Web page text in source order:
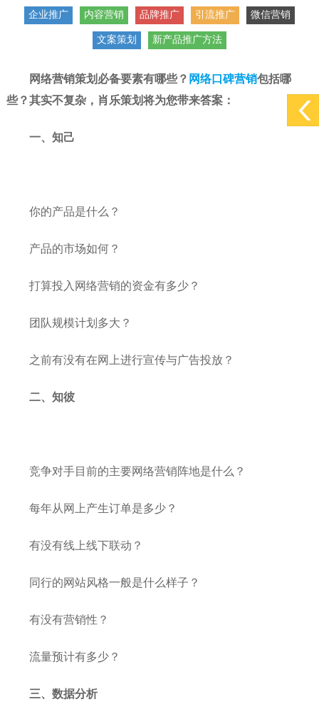
企业推广
内容营销 品牌推广 引流推广 微信营销
文案策划 新产品推广方法
网络营销策划必备要素有哪些？ 网络口碑营销包括哪
些？其实不复杂，肖乐策划将为您带来答案：
一、知己
你的产品是什么？
产品的市场如何？
打算投入网络营销的资金有多少？
团队规模计划多大？
之前有没有在网上进行宣传与广告投放？
二、知彼
竞争对手目前的主要网络营销阵地是什么？
每年从网上产生订单是多少？
有没有线上线下联动？
同行的网站风格一般是什么样子？
有没有营销性？
流量预计有多少？
三、数据分析